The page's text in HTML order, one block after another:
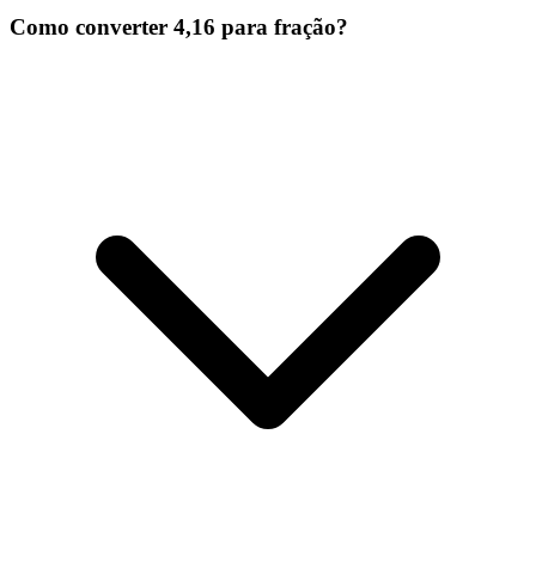
Como converter 4,16 para fração?